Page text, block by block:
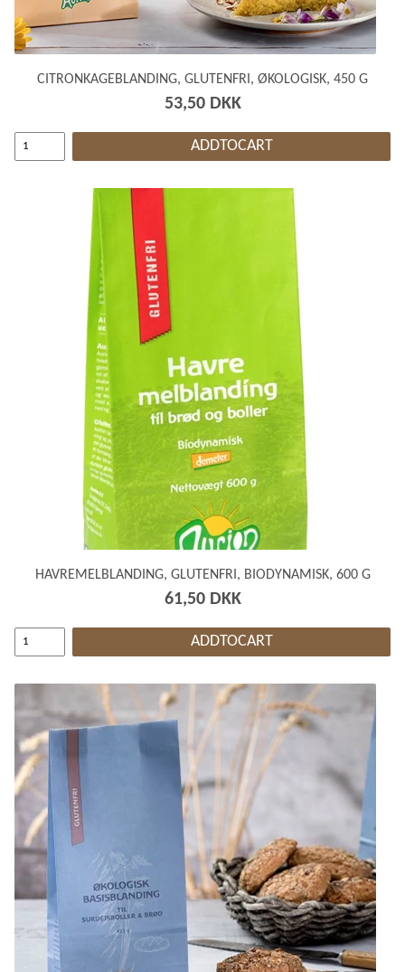
CITRONKAGEBLANDING, GLUTENFRI, ØKOLOGISK, 450 G
53,50 DKK
ADDTOCART
HAVREMELBLANDING, GLUTENFRI, BIODYNAMISK, 600 G
61,50 DKK
ADDTOCART